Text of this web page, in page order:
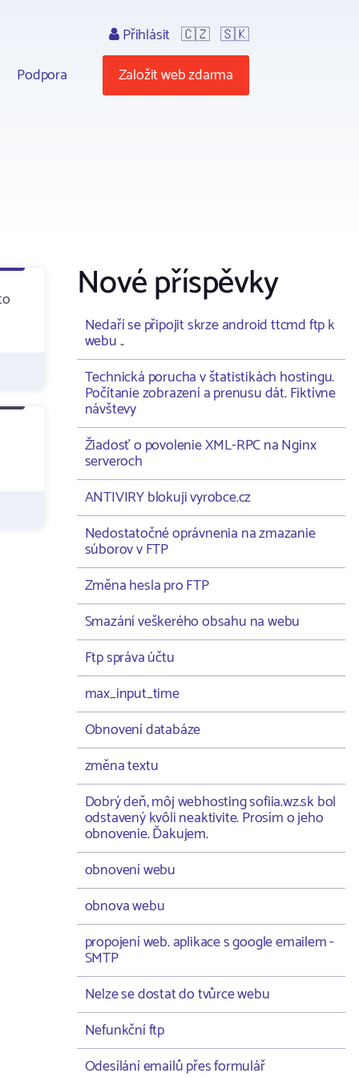
Podpora
Přihlásit 🇨🇿 🇸🇰
Založit web zdarma
Nové příspěvky
Nedaří se připojit skrze android ttcmd ftp k
webu ..
Technická porucha v štatistikách hostingu.
Počítanie zobrazení a prenusu dát. Fiktívne
návštevy
Žiadosť o povolenie XML-RPC na Nginx
serveroch
ANTIVIRY blokuji vyrobce.cz
Nedostatočné oprávnenia na zmazanie
súborov v FTP
Změna hesla pro FTP
Smazání veškerého obsahu na webu
Ftp správa účtu
max_input_time
Obnovení databáze
změna textu
Dobrý deň, môj webhosting sofiia.wz.sk bol
odstavený kvôli neaktivite. Prosím o jeho
obnovenie. Ďakujem.
obnovení webu
obnova webu
propojení web. aplikace s google emailem -
SMTP
Nelze se dostat do tvůrce webu
Nefunkční ftp
Odesílání emailů přes formulář